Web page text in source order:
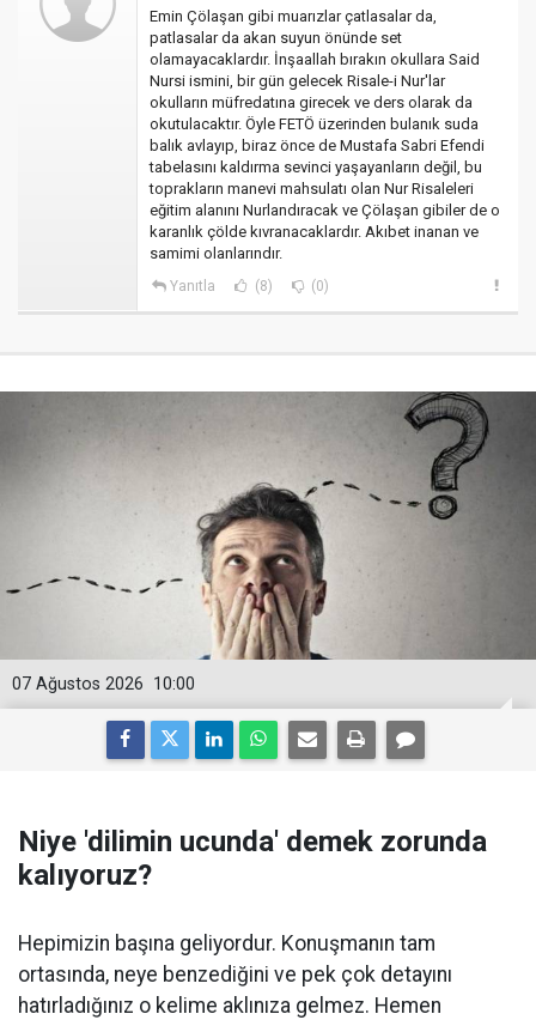
Emin Çölaşan gibi muarızlar çatlasalar da,
patlasalar da akan suyun önünde set
olamayacaklardır. İnşaallah bırakın okullara Said
Nursi ismini, bir gün gelecek Risale-i Nur'lar
okulların müfredatına girecek ve ders olarak da
okutulacaktır. Öyle FETÖ üzerinden bulanık suda
balık avlayıp, biraz önce de Mustafa Sabri Efendi
tabelasını kaldırma sevinci yaşayanların değil, bu
toprakların manevi mahsulatı olan Nur Risaleleri
eğitim alanını Nurlandıracak ve Çölaşan gibiler de o
karanlık çölde kıvranacaklardır. Akıbet inanan ve
samimi olanlarındır.
Yanıtla (8) (0)
10:00
07 Ağustos 2026
Niye 'dilimin ucunda' demek zorunda
kalıyoruz?
Hepimizin başına geliyordur. Konuşmanın tam
ortasında, neye benzediğini ve pek çok detayını
hatırladığınız o kelime aklınıza gelmez. Hemen